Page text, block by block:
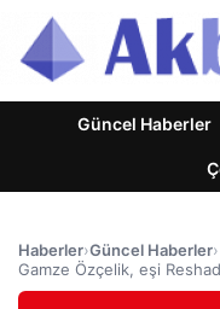
Güncel Haberler
Haberler›Güncel Haberler›
Gamze Özçelik, eşi